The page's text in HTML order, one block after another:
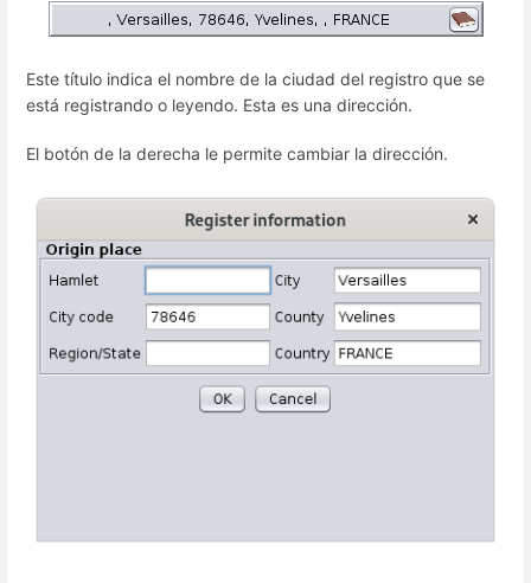
Este título indica el nombre de la ciudad del registro que se
está registrando o leyendo. Esta es una dirección.
El botón de la derecha le permite cambiar la dirección.